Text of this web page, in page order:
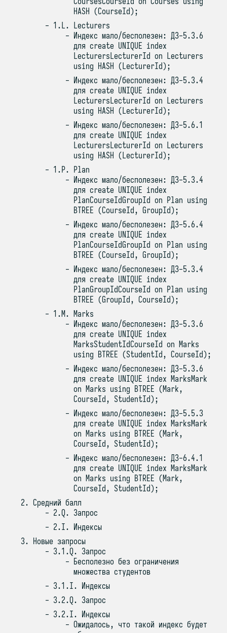
HASH (CourseId);
1.L. Lecturers
Индекс мало/бесполезен: ДЗ-5.3.6
для create UNIQUE index
LecturersLecturerId on Lecturers
using HASH (LecturerId);
Индекс мало/бесполезен: ДЗ-5.3.4
для create UNIQUE index
LecturersLecturerId on Lecturers
using HASH (LecturerId);
Индекс мало/бесполезен: ДЗ-5.6.1
для create UNIQUE index
LecturersLecturerId on Lecturers
using HASH (LecturerId);
1.P. Plan
Индекс мало/бесполезен: ДЗ-5.3.4
для create UNIQUE index
PlanCourseIdGroupId on Plan using
BTREE (CourseId, GroupId);
Индекс мало/бесполезен: ДЗ-5.6.4
для create UNIQUE index
PlanCourseIdGroupId on Plan using
BTREE (CourseId, GroupId);
Индекс мало/бесполезен: ДЗ-5.3.4
для create UNIQUE index
PlanGroupIdCourseId on Plan using
BTREE (GroupId, CourseId);
1.M. Marks
Индекс мало/бесполезен: ДЗ-5.3.6
для create UNIQUE index
MarksStudentIdCourseId on Marks
using BTREE (StudentId, CourseId);
Индекс мало/бесполезен: ДЗ-5.3.6
для create UNIQUE index MarksMark
on Marks using BTREE (Mark,
CourseId, StudentId);
Индекс мало/бесполезен: ДЗ-5.5.3
для create UNIQUE index MarksMark
on Marks using BTREE (Mark,
CourseId, StudentId);
Индекс мало/бесполезен: ДЗ-6.4.1
для create UNIQUE index MarksMark
on Marks using BTREE (Mark,
CourseId, StudentId);
Средний балл
2.Q. Запрос
2.I. Индексы
Новые запросы
3.1.Q. Запрос
Бесполезно без ограничения
множества студентов
3.1.I. Индексы
3.2.Q. Запрос
3.2.I. Индексы
Ожидалось, что такой индекс будет